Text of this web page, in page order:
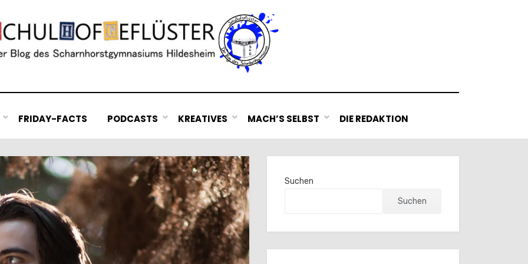
FRIDAY-FACTS PODCASTS KREATIVES MACH’S SELBST DIE REDAKTION
Suchen
Suchen